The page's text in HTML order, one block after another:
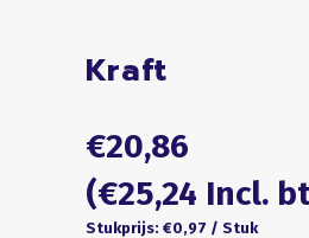
Kraft
€20,86
(€25,24 Incl.
Stukprijs: €0,97 / Stuk